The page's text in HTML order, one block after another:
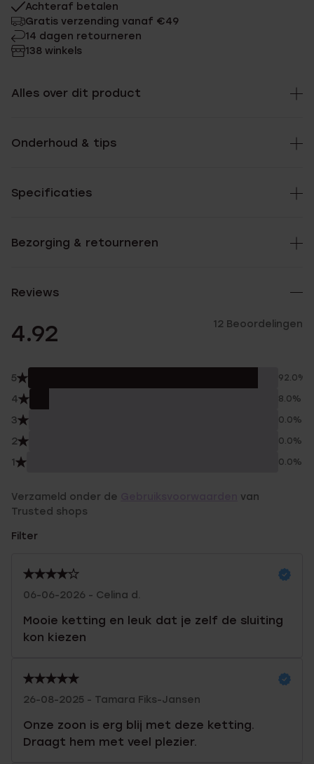
Achteraf betalen
Gratis verzending vanaf €49
14 dagen retourneren
138 winkels
Alles over dit product
Onderhoud & tips
Specificaties
Bezorging & retourneren
Reviews
4.92 12 Beoordelingen
5 92.0%
4 8.0%
3 0.0%
2 0.0%
1 0.0%
Verzameld onder de
van
Trusted shops
Filter
06-06-2026 - Celina d.
Mooie ketting en leuk dat je zelf de sluiting
kon kiezen
26-08-2025 - Tamara Fiks-Jansen
Onze zoon is erg blij met deze ketting.
Draagt hem met veel plezier.